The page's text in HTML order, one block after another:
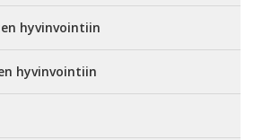
hyvinvointiin
hyvinvointiin